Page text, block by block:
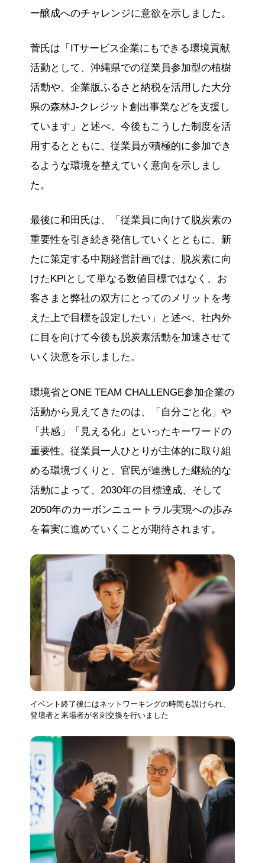
ー醸成へのチャレンジに意欲を示しました。
菅氏は「ITサービス企業にもできる環境貢献
活動として、沖縄県での従業員参加型の植樹
活動や、企業版ふるさと納税を活用した大分
県の森林J-クレジット創出事業などを支援し
ています」と述べ、今後もこうした制度を活
用するとともに、従業員が積極的に参加でき
るような環境を整えていく意向を示しまし
た。
最後に和田氏は、「従業員に向けて脱炭素の
重要性を引き続き発信していくとともに、新
たに策定する中期経営計画では、脱炭素に向
けたKPIとして単なる数値目標ではなく、お
客さまと弊社の双方にとってのメリットを考
えた上で目標を設定したい」と述べ、社内外
に目を向けて今後も脱炭素活動を加速させて
いく決意を示しました。
環境省とONE TEAM CHALLENGE参加企業の
活動から見えてきたのは、「自分ごと化」や
「共感」「見える化」といったキーワードの
重要性。従業員一人ひとりが主体的に取り組
める環境づくりと、官民が連携した継続的な
活動によって、2030年の目標達成、そして
2050年のカーボンニュートラル実現への歩み
を着実に進めていくことが期待されます。
イベント終了後にはネットワーキングの時間も設けられ、
登壇者と来場者が名刺交換を行いました